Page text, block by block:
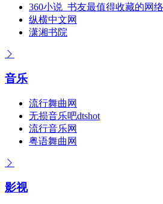
360小说_书友最值得收藏的网
纵横中文网
潇湘书院
音乐
流行舞曲网
无损音乐吧dtshot
流行音乐网
粤语舞曲网
影视